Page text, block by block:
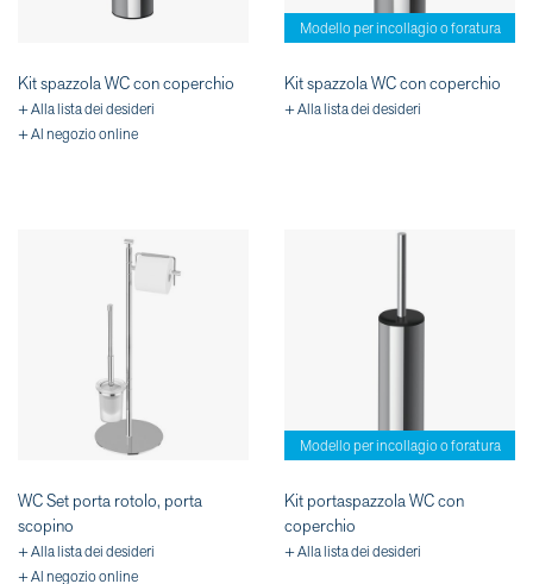
Kit spazzola WC con coperchio
+ Alla lista dei desideri
+ Al negozio online
Modello per incollagio o foratura
Kit spazzola WC con coperchio
+ Alla lista dei desideri
WC Set porta rotolo, porta
scopino
+ Alla lista dei desideri
+ Al negozio online
Modello per incollagio o foratura
Kit portaspazzola WC con
coperchio
+ Alla lista dei desideri